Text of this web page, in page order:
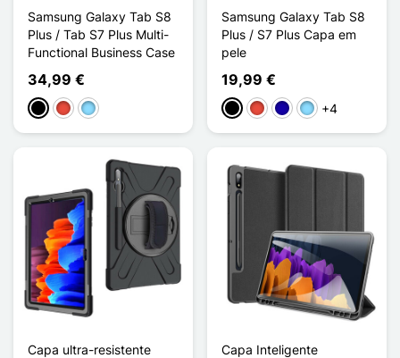
Samsung Galaxy Tab S8
Plus / Tab S7 Plus Multi-
Functional Business Case
34,99 €
PretoVermelhoAzul Claro
Samsung Galaxy Tab S8
Plus / S7 Plus Capa em
pele
19,99 €
PretoVermelhoAzul Escuro
Azul Claro
+4
Capa ultra-resistente
Capa Inteligente